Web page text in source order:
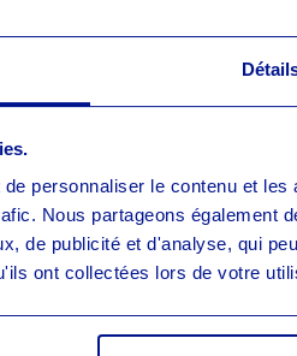
personnaliser le contenu et
Nous partageons également
de publicité et d'analyse, qui
ont collectées lors de votre
SIGNALER